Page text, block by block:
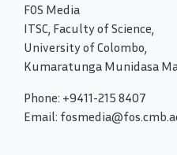
FOS Media
ITSC, Faculty of Science,
University of Colombo,
Kumaratunga Munidasa
Phone: +9411-215 8407
Email: